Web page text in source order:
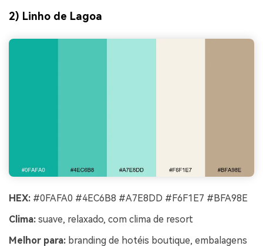
2) Linho de Lagoa
HEX: #0FAFA0 #4EC6B8 #A7E8DD #F6F1E7 #BFA98E
Clima: suave, relaxado, com clima de resort
Melhor para: branding de hotéis boutique, embalagens